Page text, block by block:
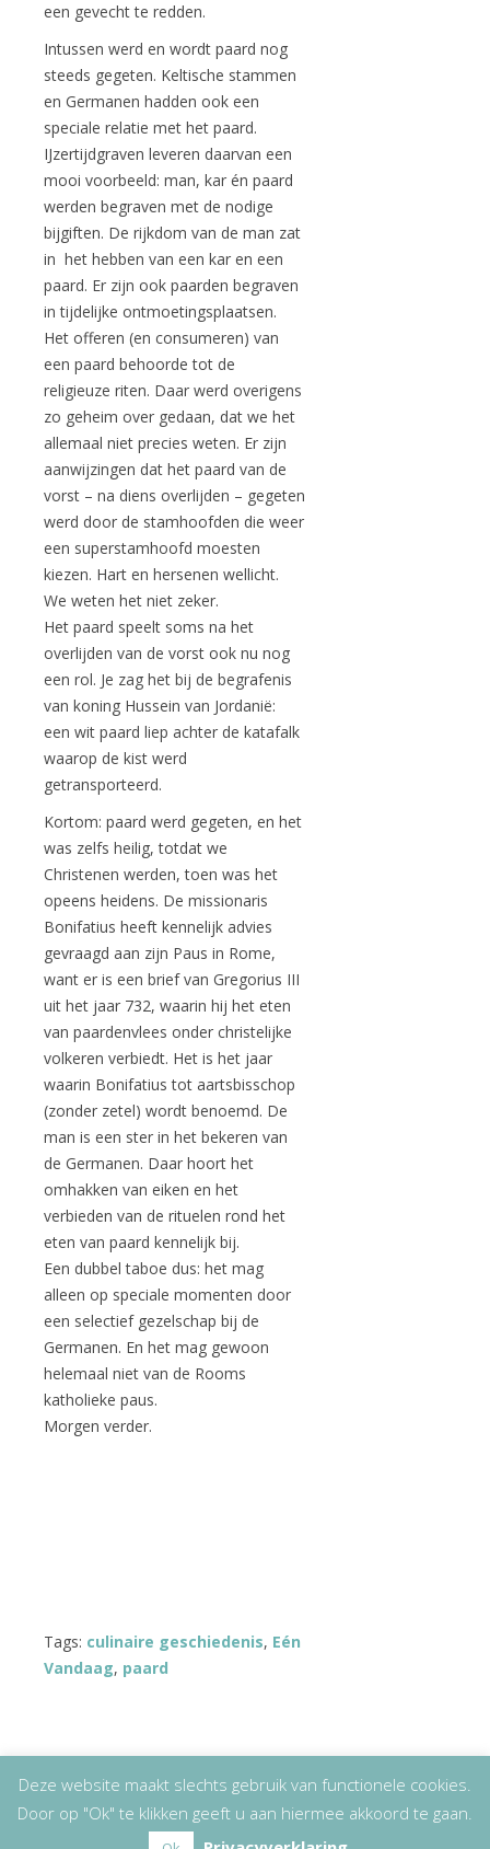
een gevecht te redden.
Intussen werd en wordt paard nog
steeds gegeten. Keltische stammen
en Germanen hadden ook een
speciale relatie met het paard.
IJzertijdgraven leveren daarvan een
mooi voorbeeld: man, kar én paard
werden begraven met de nodige
bijgiften. De rijkdom van de man zat
in het hebben van een kar en een
paard. Er zijn ook paarden begraven
in tijdelijke ontmoetingsplaatsen.
Het offeren (en consumeren) van
een paard behoorde tot de
religieuze riten. Daar werd overigens
zo geheim over gedaan, dat we het
allemaal niet precies weten. Er zijn
aanwijzingen dat het paard van de
vorst – na diens overlijden – gegeten
werd door de stamhoofden die weer
een superstamhoofd moesten
kiezen. Hart en hersenen wellicht.
We weten het niet zeker.
Het paard speelt soms na het
overlijden van de vorst ook nu nog
een rol. Je zag het bij de begrafenis
van koning Hussein van Jordanië:
een wit paard liep achter de katafalk
waarop de kist werd
getransporteerd.
Kortom: paard werd gegeten, en het
was zelfs heilig, totdat we
Christenen werden, toen was het
opeens heidens. De missionaris
Bonifatius heeft kennelijk advies
gevraagd aan zijn Paus in Rome,
want er is een brief van Gregorius III
uit het jaar 732, waarin hij het eten
van paardenvlees onder christelijke
volkeren verbiedt. Het is het jaar
waarin Bonifatius tot aartsbisschop
(zonder zetel) wordt benoemd. De
man is een ster in het bekeren van
de Germanen. Daar hoort het
omhakken van eiken en het
verbieden van de rituelen rond het
eten van paard kennelijk bij.
Een dubbel taboe dus: het mag
alleen op speciale momenten door
een selectief gezelschap bij de
Germanen. En het mag gewoon
helemaal niet van de Rooms
katholieke paus.
Morgen verder.
Tags: culinaire geschiedenis, Eén
Vandaag, paard
Copyright© 2026Lizet Kruyff| Disclaimer
Deze website maakt slechts gebruik van functionele cookies.
Door op "Ok" te klikken geeft u aan hiermee akkoord te gaan.